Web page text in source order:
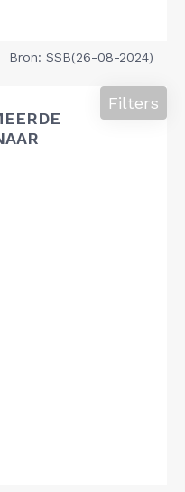
Bron: SSB(26-08-2024)
Filters